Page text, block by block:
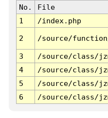
No. File
1
/index.php
2 /source/
3 /source/class/
4
/source/class/
5
/source/class/
6
/source/class/